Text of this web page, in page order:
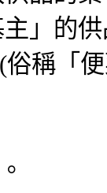
」的供
「便